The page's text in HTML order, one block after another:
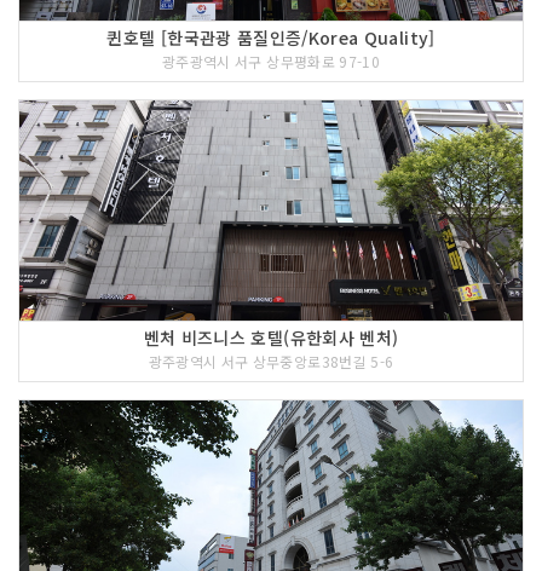
홈시어터 여부
O
TV 여부
O
PC 여부
케이블설치 여부
O
인터넷 여부
O
냉장고 여부
O
세면도구 여부
O
O
취사용품 여부
테이블 여부
O
드라이기 여부
O
객실크기(평방미터)
28
퀸호텔 [한국관광 품질인증/Korea Quality]
광주광역시 서구 상무평화로 97-10
벤처 비즈니스 호텔(유한회사 벤처)
광주광역시 서구 상무중앙로38번길 5-6